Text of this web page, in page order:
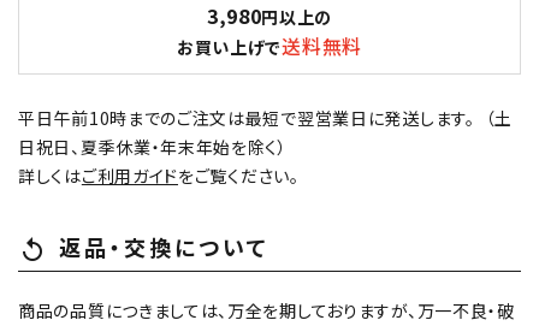
3,980円以上の
お買い上げで送料無料
平日午前10時までのご注文は最短で翌営業日に発送します。 （土
日祝日、夏季休業・年末年始を除く）
詳しくはご利用ガイドをご覧ください。
replay 返品・交換について
商品の品質につきましては、万全を期しておりますが、万一不良・破